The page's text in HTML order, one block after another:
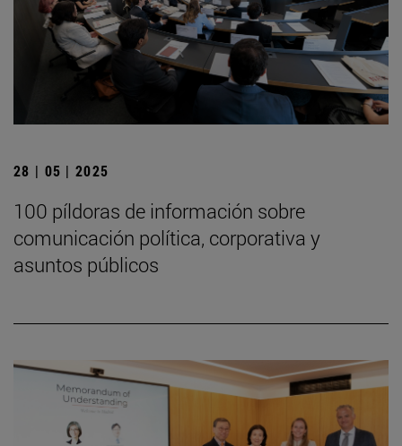
28 | 05 | 2025
100 píldoras de información sobre
comunicación política, corporativa y
asuntos públicos